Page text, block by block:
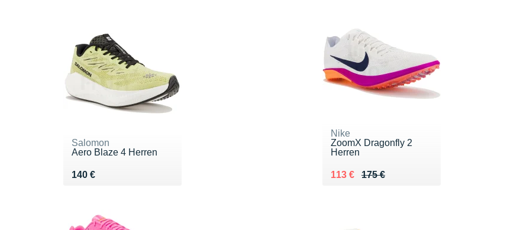
Salomon
Aero Blaze 4 Herren
140 €
Vendu 140 €
Nike
ZoomX Dragonfly 2
Herren
175 €
Au lieu de 175 €
113 €
Vendu 113 €